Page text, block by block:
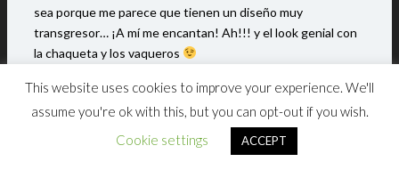
sea porque me parece que tienen un diseño muy
transgresor… ¡A mí me encantan! Ah!!! y el look genial con
la chaqueta y los vaqueros
Besitos, Mai ***MAIKSHINE***
Tu dirección de correo electrónico no será publicada.
This website uses cookies to improve your experience. We'll
assume you're ok with this, but you can opt-out if you wish.
Cookie settings
ACCEPT